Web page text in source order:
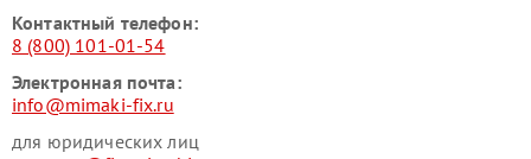
Контактный телефон:
8 (800) 101-01-54
Электронная почта:
info@mimaki-fix.ru
для юридических лиц